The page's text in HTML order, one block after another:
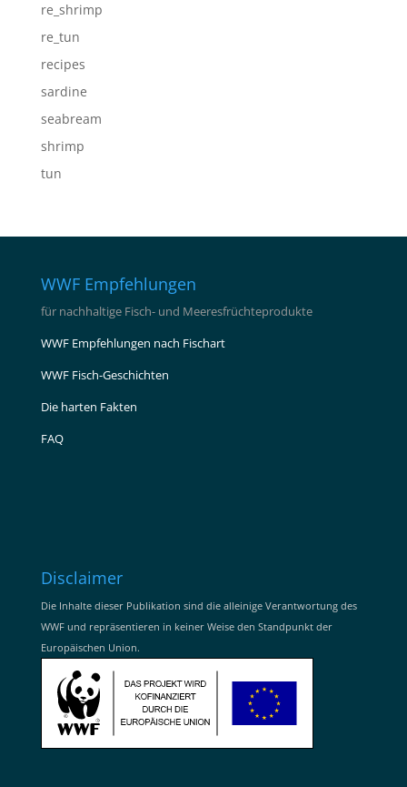
re_shrimp
re_tun
recipes
sardine
seabream
shrimp
tun
WWF Empfehlungen
für nachhaltige Fisch- und Meeresfrüchteprodukte
WWF Empfehlungen nach Fischart
WWF Fisch-Geschichten
Die harten Fakten
FAQ
Disclaimer
Die Inhalte dieser Publikation sind die alleinige Verantwortung des
WWF und repräsentieren in keiner Weise den Standpunkt der
Europäischen Union.